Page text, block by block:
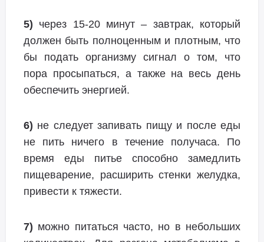
5) через 15-20 минут – завтрак, который
должен быть полноценным и плотным, что
бы подать организму сигнал о том, что
пора просыпаться, а также на весь день
обеспечить энергией.
6) не следует запивать пищу и после еды
не пить ничего в течение получаса. По
время еды питье способно замедлить
пищеварение, расширить стенки желудка,
привести к тяжести.
7) можно питаться часто, но в небольших